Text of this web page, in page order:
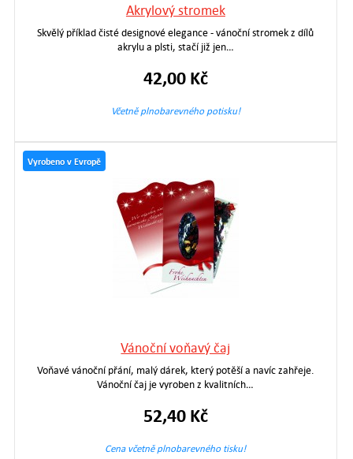
Akrylový stromek
Skvělý příklad čisté designové elegance - vánoční stromek z dílů
akrylu a plsti, stačí již jen…
42,00 Kč
Včetně plnobarevného potisku!
Vyrobeno v Evropě
Vánoční voňavý čaj
Voňavé vánoční přání, malý dárek, který potěší a navíc zahřeje.
Vánoční čaj je vyroben z kvalitních…
52,40 Kč
Cena včetně plnobarevného tisku!